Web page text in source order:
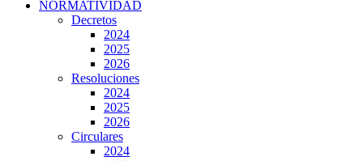
NORMATIVIDAD
Decretos
2024
2025
2026
Resoluciones
2024
2025
2026
Circulares
2024